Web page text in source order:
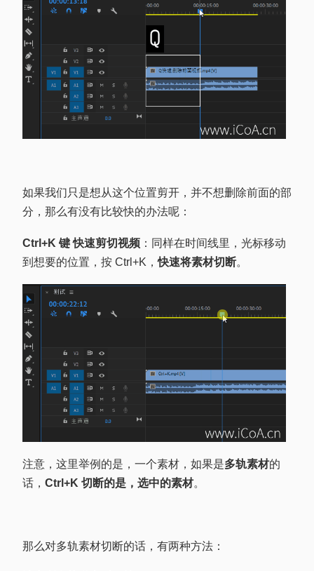
如果我们只是想从这个位置剪开，并不想删除前面的部
分，那么有没有比较快的办法呢：
Ctrl+K 键 快速剪切视频 ：同样在时间线里，光标移动
到想要的位置，按 Ctrl+K，快速将素材切断。
注意，这里举例的是，一个素材，如果是多轨素材的
话， Ctrl+K 切断的是，选中的素材。
那么对多轨素材切断的话，有两种方法：